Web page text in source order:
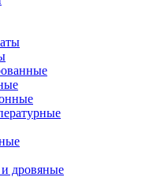
дровяные